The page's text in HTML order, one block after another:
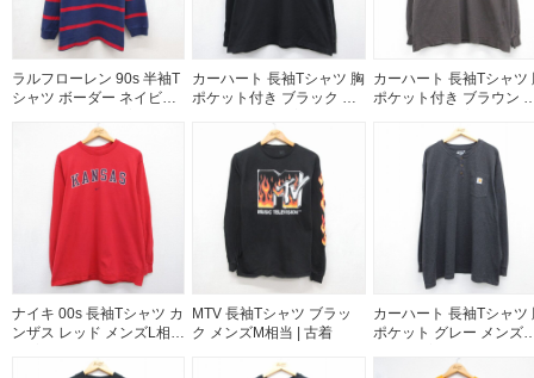
ラルフローレン 90s 半袖T
シャツ ボーダー ネイビー
カーハート 長袖Tシャツ 胸
ポケット付き ブラック メ
カーハート 長袖Tシャツ
ポケット付き ブラウン
ナイキ 00s 長袖Tシャツ カ
ンザス レッド メンズL相当
MTV 長袖Tシャツ ブラッ
ク メンズM相当 | 古着
カーハート 長袖Tシャツ
ポケット グレー メンズ